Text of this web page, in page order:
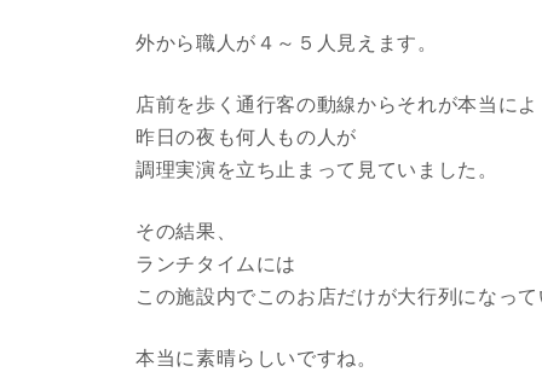
外から職人が４～５人見えます。
店前を歩く通行客の動線からそれが本当によ
昨日の夜も何人もの人が
調理実演を立ち止まって見ていました。
その結果、
ランチタイムには
この施設内でこのお店だけが大行列になって
本当に素晴らしいですね。